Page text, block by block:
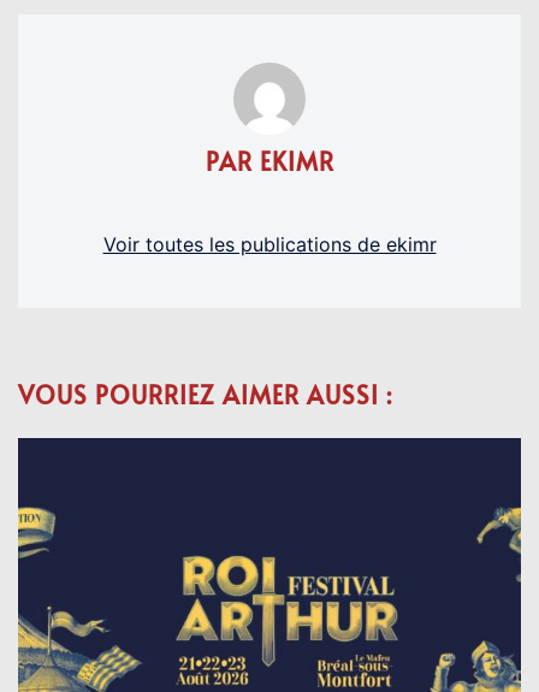
PAR EKIMR
Voir toutes les publications de ekimr
VOUS POURRIEZ AIMER AUSSI :